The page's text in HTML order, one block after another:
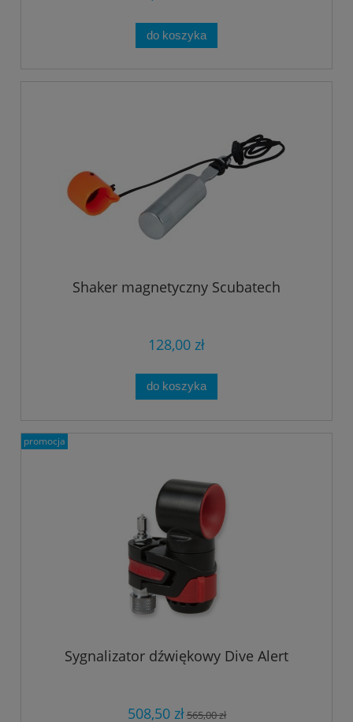
do koszyka
Shaker magnetyczny Scubatech
128,00 zł
do koszyka
Sygnalizator dźwiękowy Dive Alert
508,50 zł565,00 zł
promocja